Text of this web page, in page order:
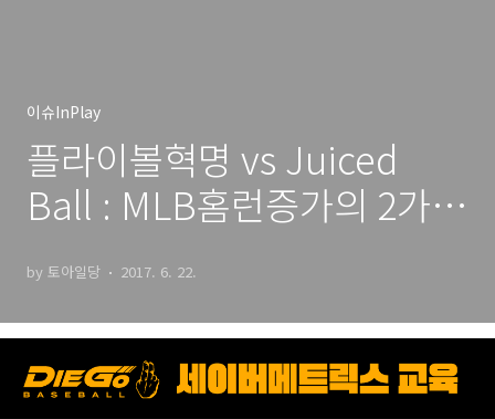
이슈InPlay
플라이볼혁명 vs Juiced
Ball : MLB홈런증가의 2가지
by 토아일당 2017. 6. 22.